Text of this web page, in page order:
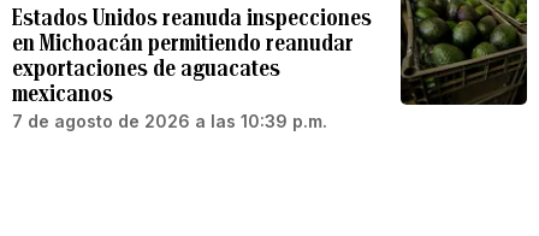
Estados Unidos reanuda inspecciones
en Michoacán permitiendo reanudar
exportaciones de aguacates
mexicanos
7 de agosto de 2026 a las 10:39 p.m.